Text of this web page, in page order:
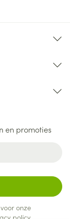
en promoties
onze
policy.